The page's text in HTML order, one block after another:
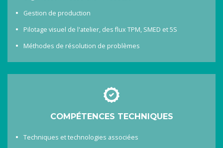
Gestion de production
Pilotage visuel de l'atelier, des flux TPM, SMED et 5S
Méthodes de résolution de problèmes
COMPÉTENCES TECHNIQUES
Techniques et technologies associées